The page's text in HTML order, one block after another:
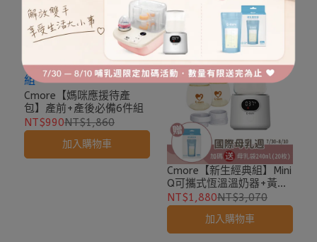
加入購物車 加入購物車
Cmore【媽咪應援待產
包】產前+產後必備6件組
NT$990NT$1,860
加入購物車
Cmore【新生經典組】Mini
Q可攜式恆溫溫奶器+黃金
PPSU寬口奶瓶(2入)
NT$1,880NT$3,070
加入購物車